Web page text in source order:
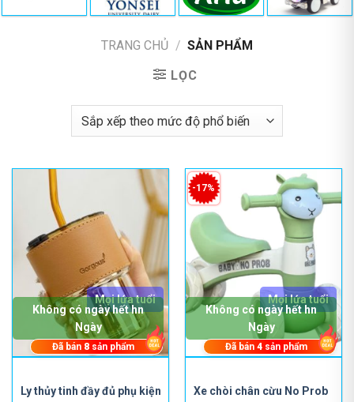
TRANG CHỦ / SẢN PHẨM
LỌC
Ly thủy tinh đầy đủ phụ kiện
Mọi lứa tuổi
Không có ngày hết hn
Ngày
Đã bán 8 sản phẩm
-17%
Xe chòi chân cừu No Prob
Mọi lứa tuổi
Không có ngày hết hn
Ngày
Đã bán4 sản phẩm